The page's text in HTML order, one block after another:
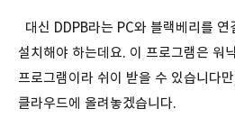
대신 DDPB라는 PC와 블랙베리를
설치해야 하는데요. 이 프로그램은 워
프로그램이라 쉬이 받을 수 있습니다
클라우드에 올려놓겠습니다.